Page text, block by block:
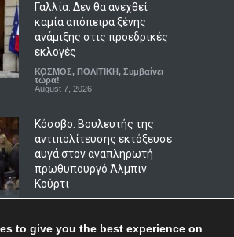
Γαλλία: Δεν θα ανεχθεί
καμία απόπειρα ξένης
ανάμιξης στις προεδρικές
εκλογές
ΚΟΣΜΟΣ, ΠΟΛΙΤΙΚΗ, Συμβαίνει
τώρα!
August 7, 2026
Κόσοβο: Βουλευτής της
αντιπολίτευσης εκτόξευσε
αυγά στον αναπληρωτή
πρωθυπουργό Άλμπιν
Κούρτι
to give you the best experience on